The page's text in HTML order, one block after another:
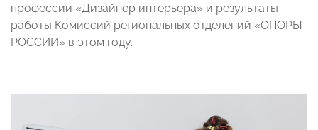
профессии «Дизайнер интерьера» и результаты
работы Комиссий региональных отделений «ОПОРЫ
РОССИИ» в этом году.